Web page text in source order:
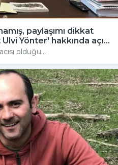
paylaşımı dikkat
Yönter' hakkında açı...
olduğu...